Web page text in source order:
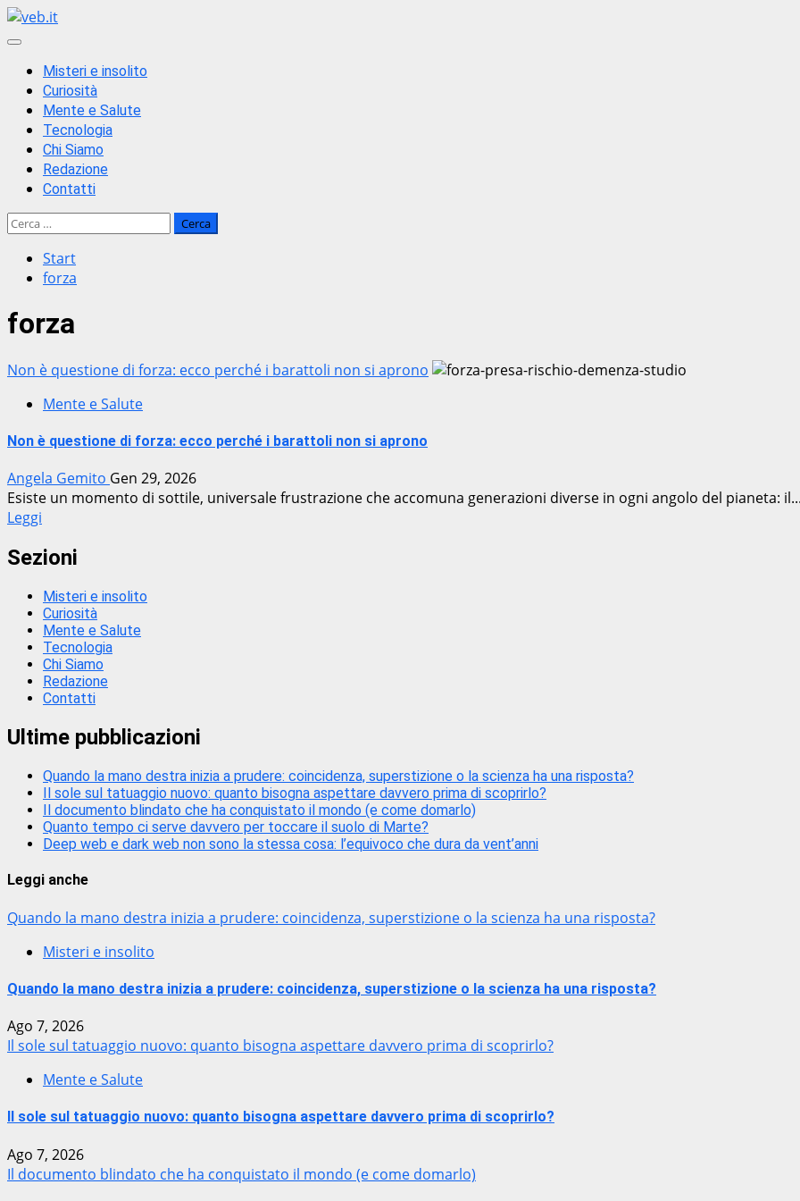
Zum
Inhalt
Primäres
MenüMisteri e insolito
Curiosità
Mente e Salute
Tecnologia
Chi Siamo
Redazione
Contatti
Ricerca
Start
forza
forza
Non è questione di forza: ecco perché i barattoli non si aprono
Mente e Salute
Non è questione di forza: ecco perché i barattoli non si aprono
Angela Gemito Gen 29, 2026
Esiste un momento di sottile, universale frustrazione che accomuna generazioni diverse in ogni angolo del pianeta:
Leggi
Sezioni
Misteri e insolito
Curiosità
Mente e Salute
Tecnologia
Chi Siamo
Redazione
Contatti
Ultime pubblicazioni
Quando la mano destra inizia a prudere: coincidenza, superstizione o la scienza ha una risposta?
Il sole sul tatuaggio nuovo: quanto bisogna aspettare davvero prima di scoprirlo?
Il documento blindato che ha conquistato il mondo (e come domarlo)
Quanto tempo ci serve davvero per toccare il suolo di Marte?
Deep web e dark web non sono la stessa cosa: l’equivoco che dura da vent’anni
Leggi anche
Quando la mano destra inizia a prudere: coincidenza, superstizione o la scienza ha una risposta?
Misteri e insolito
Quando la mano destra inizia a prudere: coincidenza, superstizione o la scienza ha una risposta?
Ago 7, 2026
Il sole sul tatuaggio nuovo: quanto bisogna aspettare davvero prima di scoprirlo?
Mente e Salute
Il sole sul tatuaggio nuovo: quanto bisogna aspettare davvero prima di scoprirlo?
Ago 7, 2026
Il documento blindato che ha conquistato il mondo (e come domarlo)